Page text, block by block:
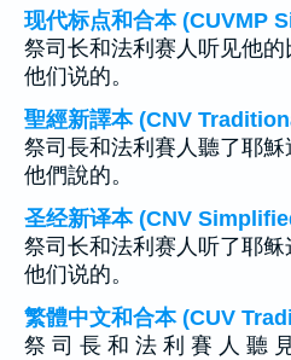
现代标点和合本 (CUVMP
祭司长和法利赛人听见他
他们说的。
聖經新譯本 (CNV
祭司長和法利賽人聽了耶
他們說的。
圣经新译本 (CNV
祭司长和法利赛人听了耶
他们说的。
繁體中文和合本 (CUV
祭 司 長 和 法 利 賽 人 聽